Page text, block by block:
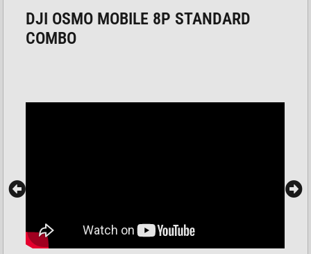
DJI OSMO MOBILE 8P STANDARD
COMBO